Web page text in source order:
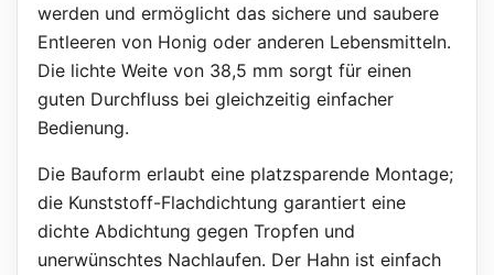
werden und ermöglicht das sichere und saubere
Entleeren von Honig oder anderen Lebensmitteln.
Die lichte Weite von 38,5 mm sorgt für einen
guten Durchfluss bei gleichzeitig einfacher
Bedienung.
Die Bauform erlaubt eine platzsparende Montage;
die Kunststoff-Flachdichtung garantiert eine
dichte Abdichtung gegen Tropfen und
unerwünschtes Nachlaufen. Der Hahn ist einfach